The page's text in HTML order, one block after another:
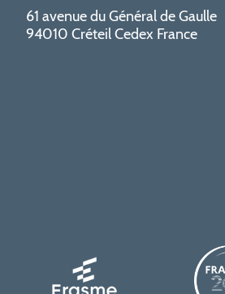
61 avenue du Général de Gaulle
94010 Créteil Cedex France